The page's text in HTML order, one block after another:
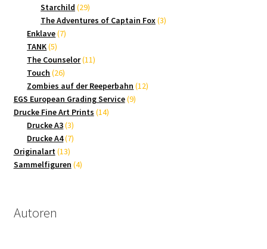
Produkte
Starchild 2929
Produkte
The Adventures of Captain Fox 33
Enklave 77
TANK 55
Produkte
The Counselor 1111
Touch 2626
Produkte
Zombies auf der Reeperbahn 1212
EGS European Grading Service 99
Drucke Fine Art Prints 1414
Drucke A3 33
Produkte
Drucke A4 77
Originalart 1313
Produkte
Sammelfiguren 44
Autoren